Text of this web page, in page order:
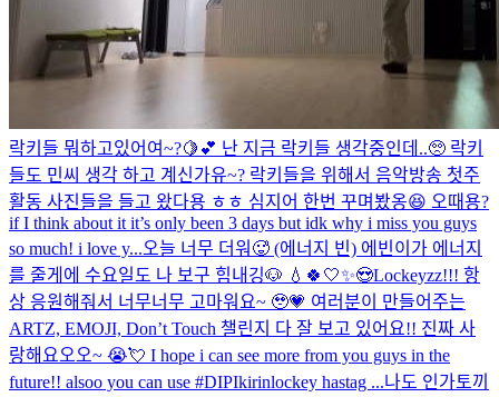
락키들 뭐하고있어여~?🍋💕 난 지금 락키들 생각중인데..🥺 락키
들도 민씨 생각 하고 계신가유~? 락키들을 위해서 음악방송 첫주
활동 사진들을 들고 왔다용 ㅎㅎ 심지어 한번 꾸며봤옹😆 오때용?
if I think about it it’s only been 3 days but idk why i miss you guys
so much! i love y...오늘 너무 더워🥵 (에너지 빈) 에빈이가 에너지
를 줄게에 수요일도 나 보구 힘내깅🐶 💧🍀🤍✨😍Lockeyzz!!! 항
상 응원해줘서 너무너무 고마워요~ 🥹💗 여러분이 만들어주는
ARTZ, EMOJI, Don’t Touch 챌린지 다 잘 보고 있어요!! 진짜 사
랑해요오오~ 😭💘 I hope i can see more from you guys in the
future!! alsoo you can use #DIPIkirinlockey hastag ...나도 인가토끼